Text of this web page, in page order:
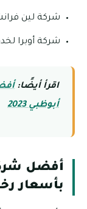
شركة لين
شركة أوبرا
اقرأ أيضًا:
أبوظبي 2023
أفضل
بأسعار